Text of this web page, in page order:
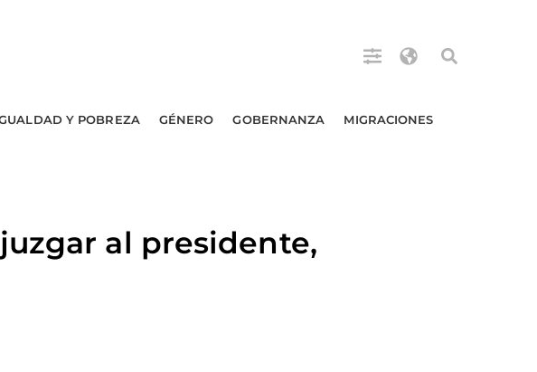
Y POBREZA GÉNERO GOBERNANZA MIGRACIONES
al presidente,